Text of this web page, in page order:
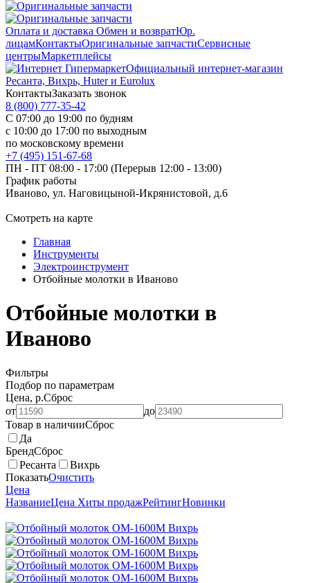
Оплата и доставка Обмен и возвратЮр.
лицамКонтактыОригинальные запчастиСервисные
центрыМаркетплейсы
Официальный интернет-магазин
Ресанта, Вихрь, Huter и Eurolux
КонтактыЗаказать звонок
8 (800) 777-35-42
С 07:00 до 19:00 по будням
с 10:00 до 17:00 по выходным
по московскому времени
+7 (495) 151-67-68
ПН - ПТ 08:00 - 17:00 (Перерыв 12:00 - 13:00)
График работы
Иваново, ул. Наговицыной-Икрянистовой, д.6
Смотреть на карте
Главная
Инструменты
Электроинструмент
Отбойные молотки в Иваново
Отбойные молотки в
Иваново
Фильтры
Подбор по параметрам
Цена, р.Сброс
от
до
Товар в наличииСброс
Да
БрендСброс
Ресанта
Вихрь
ПоказатьОчистить
Цена
НазваниеЦена Хиты продажРейтингНовинки